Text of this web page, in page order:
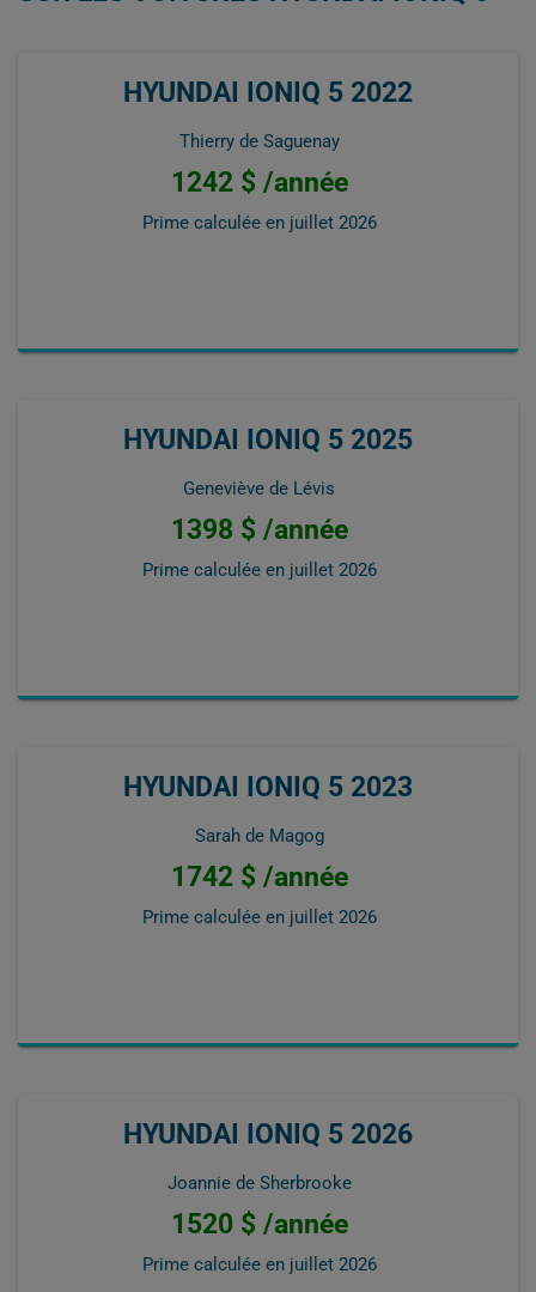
HYUNDAI IONIQ 5 2022
Thierry de Saguenay
1242 $ /année
Prime calculée en juillet 2026
HYUNDAI IONIQ 5 2025
Geneviève de Lévis
1398 $ /année
Prime calculée en juillet 2026
HYUNDAI IONIQ 5 2023
Sarah de Magog
1742 $ /année
Prime calculée en juillet 2026
HYUNDAI IONIQ 5 2026
Joannie de Sherbrooke
1520 $ /année
Prime calculée en juillet 2026